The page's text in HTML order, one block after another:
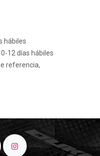
hábiles
12 días hábiles
referencia,